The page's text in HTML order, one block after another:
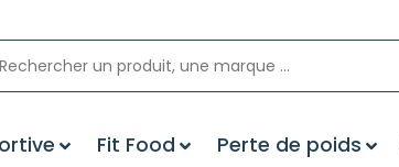
Fit Food Perte de poids